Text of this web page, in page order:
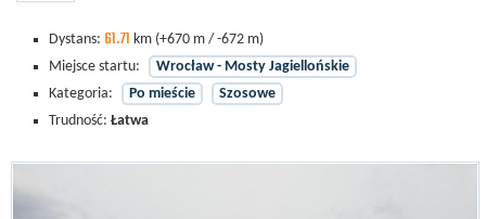
Dystans: 61.71 km (+670 m / -672 m)
Miejsce startu:
Wrocław - Mosty Jagiellońskie
Kategoria:
Po mieście
Szosowe
Trudność: Łatwa